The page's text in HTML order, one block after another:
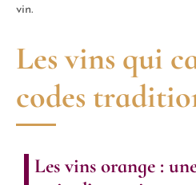
vin.
Les vins qui
codes
Les vins orange :